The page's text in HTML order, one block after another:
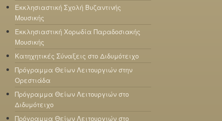
Εκκλησιαστική Σχολή Βυζαντινής
Μουσικής
Εκκλησιαστική Χορωδία Παραδοσιακής
Μουσικής
Κατηχητικές Σύναξεις στο Διδυμότειχο
Πρόγραμμα Θείων Λειτουργιών στην
Ορεστιάδα
Πρόγραμμα Θείων Λειτουργιών στο
Διδυμότειχο
Πρόγραμμα Θείων Λειτουργιών στο